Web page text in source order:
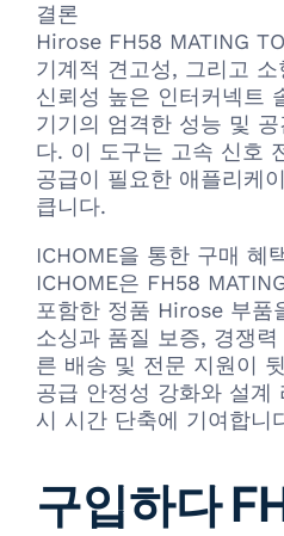
결론
Hirose FH58 MATING
기계적 견고성, 그리고
신뢰성 높은 인터커넥트
기기의 엄격한 성능 및
다. 이 도구는 고속 신호
공급이 필요한 애플리케
큽니다.
ICHOME을 통한 구매 혜
ICHOME은 FH58
포함한 정품 Hirose 부품
소싱과 품질 보증, 경쟁
른 배송 및 전문 지원이
공급 안정성 강화와 설계
시 시간 단축에 기여합니
구입하다